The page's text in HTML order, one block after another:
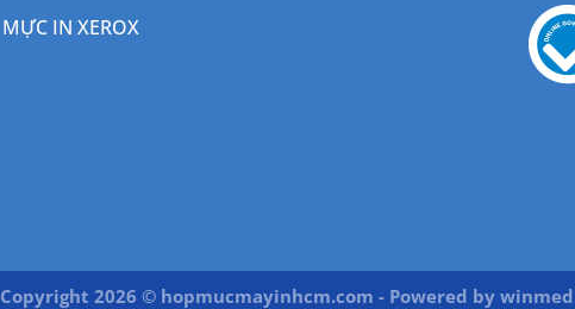
MỰC IN XEROX
Copyright 2026 © hopmucmayinhcm.com - Powered by